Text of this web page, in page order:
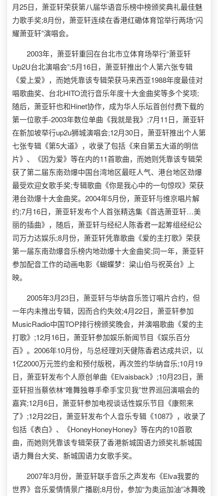
月25日，萧亚轩荣获第八届华语音乐榜中榜颁奖典礼最佳魅
力歌手奖;8月份，萧亚轩连续在香港红磡体育馆举行两场“闪
耀萧亚轩”演唱会。
2003年，萧亚轩重回在台北市立体育场举行“萧亚轩
Up2U台北演唱会”;5月16日，萧亚轩推出个人第六张专辑
《爱上爱》，而她凭靠该专辑荣获马来西亚1988年度最佳对
唱歌曲奖、台北HITO流行音乐年度十大金曲奖等多个奖项;
随后，萧亚轩也和Hinet协作，成为华人乐坛首创付费下载的
第一位歌手-2003年数位单曲《我就是我》;7月11日，萧亚轩
在新加坡举行up2u狮城演唱会;12月30日，萧亚轩推出个人第
七张专辑《第5大道》，收录了包括《来自第五大道的明信
片》、《因为爱》等在内的11首歌曲，而她则凭靠该专辑荣
获了第二届东南劲爆中国台湾地区最旺人气、港台地区劲爆
最受欢迎女歌手奖;专辑歌曲《你是我心中的一句惊叹》荣获
港台劲爆十大金曲奖。2004年5月份，萧亚轩与维京唱片解
约;7月16日，萧亚轩发布个人首张精选集《首选萧亚轩…美
丽的插曲》，随后，萧亚轩与经纪人陈香君一起筹组经纪公
司万力达娱乐;8月份，萧亚轩凭靠歌曲《爱的主打歌》荣获
第一届东南劲爆音乐榜内地劲爆十大金曲奖;同一年，萧亚轩
参加配音工作的动画电影《蝴蝶梦：梁山伯与祝英台》上
映。
2005年3月23日，萧亚轩与华纳音乐签订唱片合约，但
一年内未推出专辑，因而合约失效;4月22日，萧亚轩参加
MusicRadio中国TOP排行榜颁奖晚会，并演唱歌曲《爱的主
打歌》;12月16日，萧亚轩参加娱乐新闻节目《娱乐百分
百》。2006年10月份，与总经理刘天健陈香君达成共识，以
1亿2000万元签约金和预付版税，再次签约华纳音乐;10月19
日，萧亚轩发布个人原创单曲《Elvaisback》;10月23日，萧
亚轩担当蔡依林“唯舞独尊手牵手宝贝我”世界巡回演唱会的
嘉宾;12月6日，萧亚轩参加电视谈话性娱乐节目《康熙来
了》;12月22日，萧亚轩发布个人音乐专辑《1087》，收录了
包括《表白》、《HoneyHoneyHoney》等在内的10首歌
曲，而她则凭靠该专辑荣获了香港新城国语力颁奖礼新城国
语力舞台大奖、新城国语力女歌手奖。
2007年3月份，萧亚轩联手音乐之声发布《Elva我要的
世界》音乐爱情情景广播剧;8月份，参加“为奥运加油”冰舞晚